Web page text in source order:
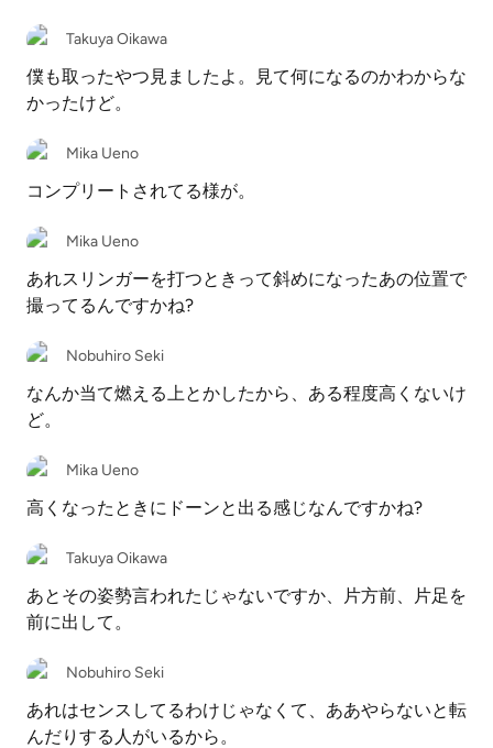
Takuya Oikawa
僕も取ったやつ見ましたよ。見て何になるのかわからな
かったけど。
Mika Ueno
コンプリートされてる様が。
Mika Ueno
あれスリンガーを打つときって斜めになったあの位置で
撮ってるんですかね?
Nobuhiro Seki
なんか当て燃える上とかしたから、ある程度高くないけ
ど。
Mika Ueno
高くなったときにドーンと出る感じなんですかね?
Takuya Oikawa
あとその姿勢言われたじゃないですか、片方前、片足を
前に出して。
Nobuhiro Seki
あれはセンスしてるわけじゃなくて、ああやらないと転
んだりする人がいるから。